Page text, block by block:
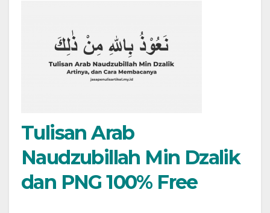
Tulisan Arab
Naudzubillah Min Dzalik
dan PNG 100% Free